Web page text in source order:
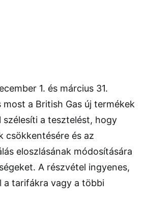
1. és március 31.
a British Gas új termékek
szélesíti a tesztelést, hogy
csökkentésére és az
eloszlásának módosítására
A részvétel ingyenes,
a tarifákra vagy a többi